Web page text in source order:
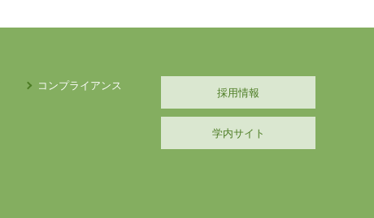
コンプライアンス
採用情報
学内サイト